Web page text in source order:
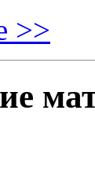
>>